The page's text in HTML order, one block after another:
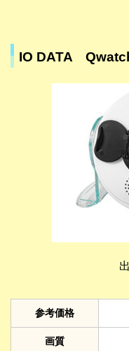
IO DATA
参考価格
画質